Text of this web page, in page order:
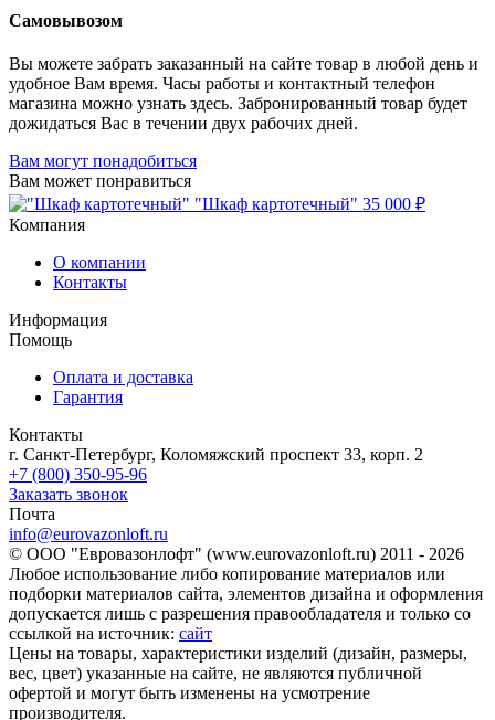
Самовывозом
Вы можете забрать заказанный на сайте товар в любой день и
удобное Вам время. Часы работы и контактный телефон
магазина можно узнать здесь. Забронированный товар будет
дожидаться Вас в течении двух рабочих дней.
Вам могут понадобиться
Вам может понравиться
"Шкаф картотечный" 35 000 ₽
Компания
О компании
Контакты
Информация
Помощь
Оплата и доставка
Гарантия
Контакты
г. Санкт-Петербург, Коломяжский проспект 33, корп. 2
+7 (800) 350-95-96
Заказать звонок
Почта
info@eurovazonloft.ru
© ООО "Евровазонлофт" (www.eurovazonloft.ru) 2011 - 2026
Любое использование либо копирование материалов или
подборки материалов сайта, элементов дизайна и оформления
допускается лишь с разрешения правообладателя и только со
ссылкой на источник: сайт
Цены на товары, характеристики изделий (дизайн, размеры,
вес, цвет) указанные на сайте, не являются публичной
офертой и могут быть изменены на усмотрение
производителя.